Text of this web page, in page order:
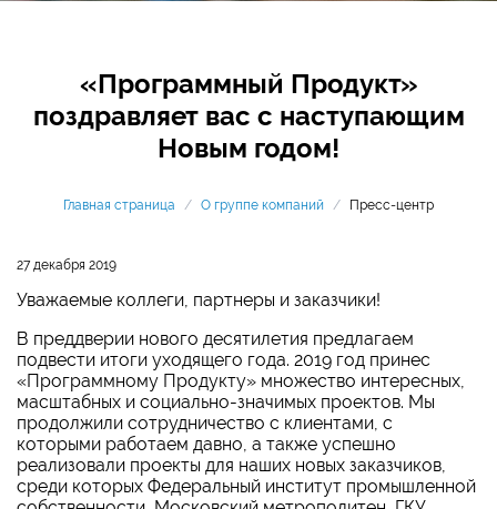
«Программный Продукт»
поздравляет вас с наступающим
Новым годом!
Главная страница / О группе компаний / Пресс-центр
27 декабря 2019
Уважаемые коллеги, партнеры и заказчики!
В преддверии нового десятилетия предлагаем
подвести итоги уходящего года. 2019 год принес
«Программному Продукту» множество интересных,
масштабных и социально-значимых проектов. Мы
продолжили сотрудничество с клиентами, с
которыми работаем давно, а также успешно
реализовали проекты для наших новых заказчиков,
среди которых Федеральный институт промышленной